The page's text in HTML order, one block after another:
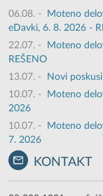
06.08. -
Moteno
eDavki, 6. 8. 2026 -
22.07. -
Moteno
REŠENO
13.07. -
Novi
10.07. -
Moteno
2026
10.07. -
Moteno
7. 2026
KONTAKT